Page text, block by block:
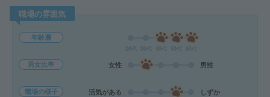
職場の雰囲気
年齢層
男女比率 女性 男性
職場の様子 活気がある しずか